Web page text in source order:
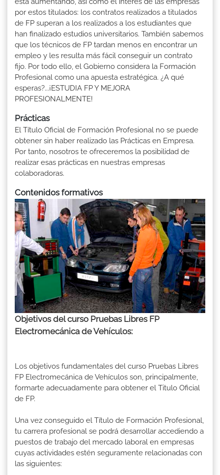
por estos titulados: los contratos realizados a titulados
de FP superan a los realizados a los estudiantes que
han finalizado estudios universitarios. También sabemos
que los técnicos de FP tardan menos en encontrar un
empleo y les resulta más fácil conseguir un contrato
fijo. Por todo ello, el Gobierno considera la Formación
Profesional como una apuesta estratégica. ¿A qué
esperas?...¡ESTUDIA FP Y MEJORA
PROFESIONALMENTE!
Prácticas
El Título Oficial de Formación Profesional no se puede
obtener sin haber realizado las Prácticas en Empresa.
Por tanto, nosotros te ofreceremos la posibilidad de
realizar esas prácticas en nuestras empresas
colaboradoras.
Contenidos formativos
Objetivos del curso Pruebas Libres FP
Electromecánica de Vehículos:
Los objetivos fundamentales del curso Pruebas Libres
FP Electromecánica de Vehículos son, principalmente,
formarte adecuadamente para obtener el Titulo Oficial
de FP.
Una vez conseguido el Título de Formación Profesional,
tu carrera profesional se podrá desarrollar accediendo a
puestos de trabajo del mercado laboral en empresas
cuyas actividades estén seguramente relacionadas con
las siguientes: